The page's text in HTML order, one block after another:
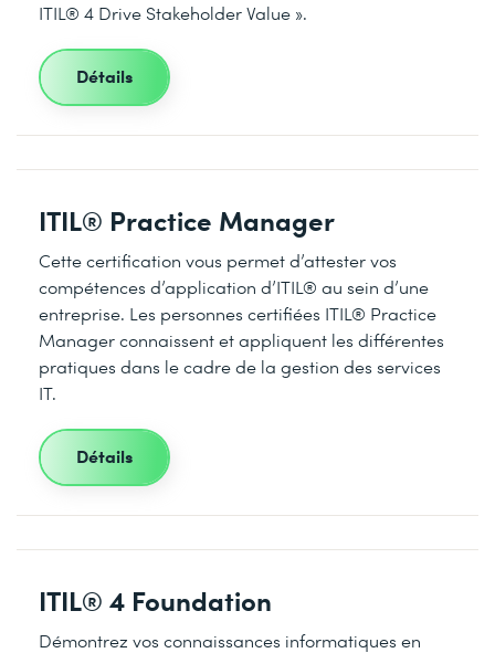
ITIL® 4 Drive Stakeholder Value ».
Détails
ITIL® Practice Manager
Cette certification vous permet d’attester vos
compétences d’application d’ITIL® au sein d’une
entreprise. Les personnes certifiées ITIL® Practice
Manager connaissent et appliquent les différentes
pratiques dans le cadre de la gestion des services
IT.
Détails
ITIL® 4 Foundation
Démontrez vos connaissances informatiques en